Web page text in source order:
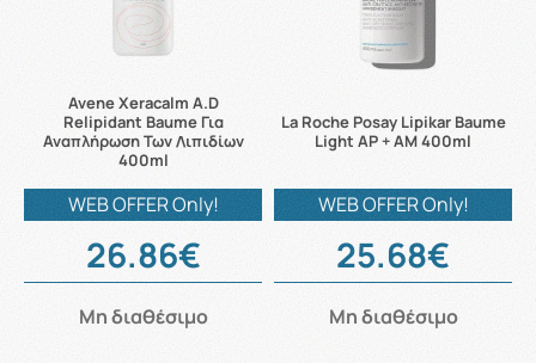
Avene Xeracalm A.D
Relipidant Baume Για
Αναπλήρωση Των Λιπιδίων
400ml
WEB OFFER Only!
26.86€
Μη διαθέσιμο
La Roche Posay Lipikar Baume
Light AP + AM 400ml
WEB OFFER Only!
25.68€
Μη διαθέσιμο